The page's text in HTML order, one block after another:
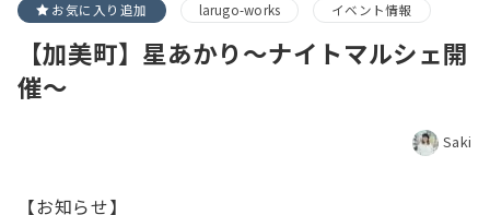
お気に入り追加 larugo-works イベント情報
【加美町】星あかり〜ナイトマルシェ開
催〜
Saki
【お知らせ】